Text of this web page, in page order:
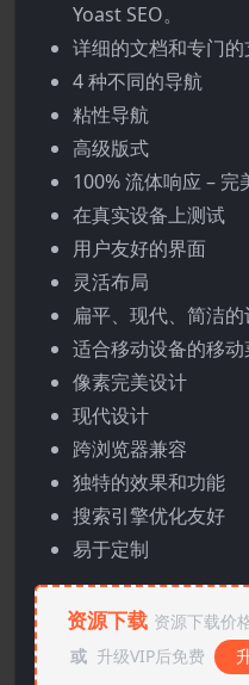
Yoast SEO。
详细的文档和专门的
4 种不同的导航
粘性导航
高级版式
100% 流体响应 – 完
在真实设备上测试
用户友好的界面
灵活布局
扁平、现代、简洁
适合移动设备的移
像素完美设计
现代设计
跨浏览器兼容
独特的效果和功能
搜索引擎优化友好
易于定制
资源下载 资源下载价
或 升级VIP后免费